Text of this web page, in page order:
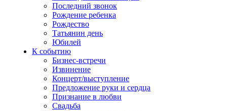
Последний звонок
Рождение ребенка
Рождество
Татьянин день
Юбилей
К событию
Бизнес-встречи
Извинение
Концерт/выступление
Предложение руки и сердца
Признание в любви
Свадьба